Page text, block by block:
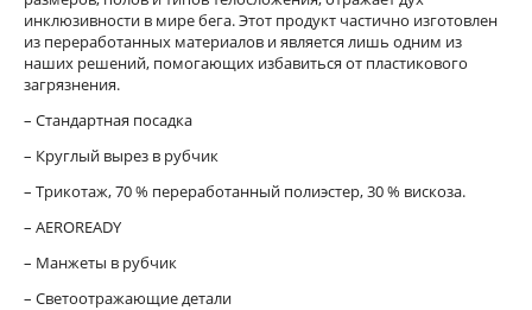
инклюзивности в мире бега. Этот продукт частично изготовлен
из переработанных материалов и является лишь одним из
наших решений, помогающих избавиться от пластикового
загрязнения.
– Стандартная посадка
– Круглый вырез в рубчик
– Трикотаж, 70 % переработанный полиэстер, 30 % вискоза.
– AEROREADY
– Манжеты в рубчик
– Светоотражающие детали